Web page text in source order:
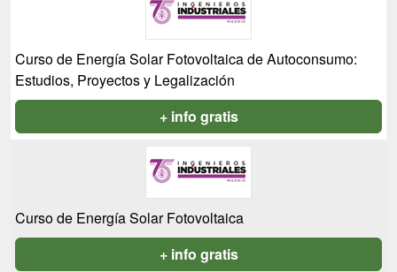
Curso de Energía Solar Fotovoltaica de Autoconsumo:
Estudios, Proyectos y Legalización
+ info gratis
Curso de Energía Solar Fotovoltaica
+ info gratis